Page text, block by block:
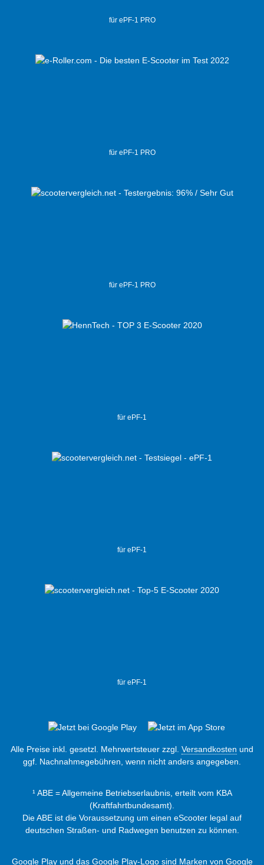
für ePF-1 PRO
für ePF-1 PRO
für ePF-1 PRO
für ePF-1
für ePF-1
für ePF-1
Alle Preise inkl. gesetzl. Mehrwertsteuer zzgl. Versandkosten und
ggf. Nachnahmegebühren, wenn nicht anders angegeben.
¹ ABE = Allgemeine Betriebserlaubnis, erteilt vom KBA
(Kraftfahrtbundesamt).
Die ABE ist die Voraussetzung um einen eScooter legal auf
deutschen Straßen- und Radwegen benutzen zu können.
Google Play und das Google Play-Logo sind Marken von Google